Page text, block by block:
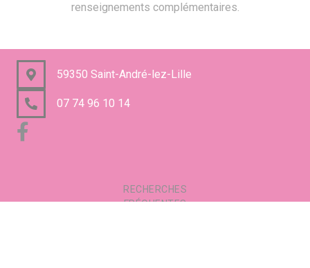
renseignements complémentaires.
59350 Saint-André-lez-Lille
07 74 96 10 14
RECHERCHES
FRÉQUENTES